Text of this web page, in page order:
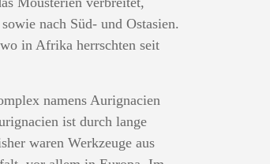
nach Süd- und Ostasien.
in Afrika herrschten seit
namens Aurignacien
ist durch lange
waren Werkzeuge aus